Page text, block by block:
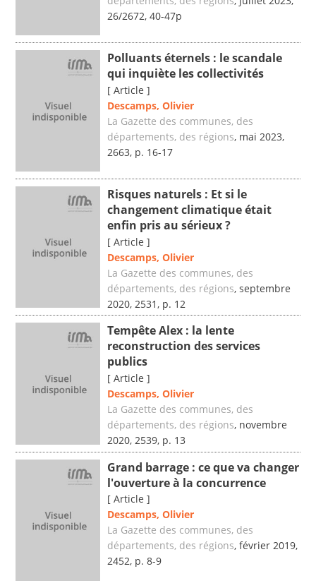
26/2672, 40-47p
Polluants éternels : le scandale
qui inquiète les collectivités
[ Article ]
Descamps, Olivier
La Gazette des communes, des
départements, des régions, mai 2023,
2663, p. 16-17
Risques naturels : Et si le
changement climatique était
enfin pris au sérieux ?
[ Article ]
Descamps, Olivier
La Gazette des communes, des
départements, des régions, septembre
2020, 2531, p. 12
Tempête Alex : la lente
reconstruction des services
publics
[ Article ]
Descamps, Olivier
La Gazette des communes, des
départements, des régions, novembre
2020, 2539, p. 13
Grand barrage : ce que va changer
l'ouverture à la concurrence
[ Article ]
Descamps, Olivier
La Gazette des communes, des
départements, des régions, février 2019,
2452, p. 8-9